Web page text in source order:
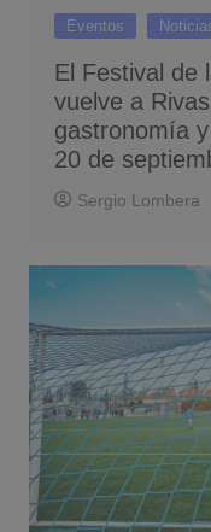
Eventos
El Festival de
vuelve a
gastronomía
20 de
Sergio Lombera